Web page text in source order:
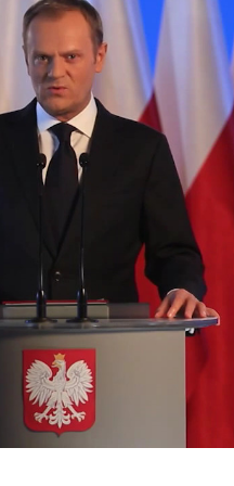
tematickou trať
Budou diskutovány
veřejných a
muset trh čelit tváří
také zváží, do jaké
inteligence v mnoha
ve vztahu ke
zemí.